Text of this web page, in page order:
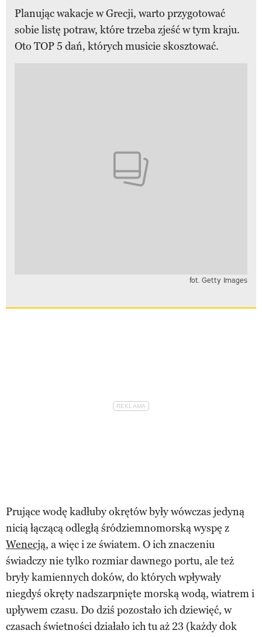
Planując wakacje w Grecji, warto przygotować
sobie listę potraw, które trzeba zjeść w tym kraju.
Oto TOP 5 dań, których musicie skosztować.
fot. Getty Images
Prujące wodę kadłuby okrętów były wówczas jedyną
nicią łączącą odległą śródziemnomorską wyspę z
Wenecją, a więc i ze światem. O ich znaczeniu
świadczy nie tylko rozmiar dawnego portu, ale też
bryły kamiennych doków, do których wpływały
niegdyś okręty nadszarpnięte morską wodą, wiatrem i
upływem czasu. Do dziś pozostało ich dziewięć, w
czasach świetności działało ich tu aż 23 (każdy dok